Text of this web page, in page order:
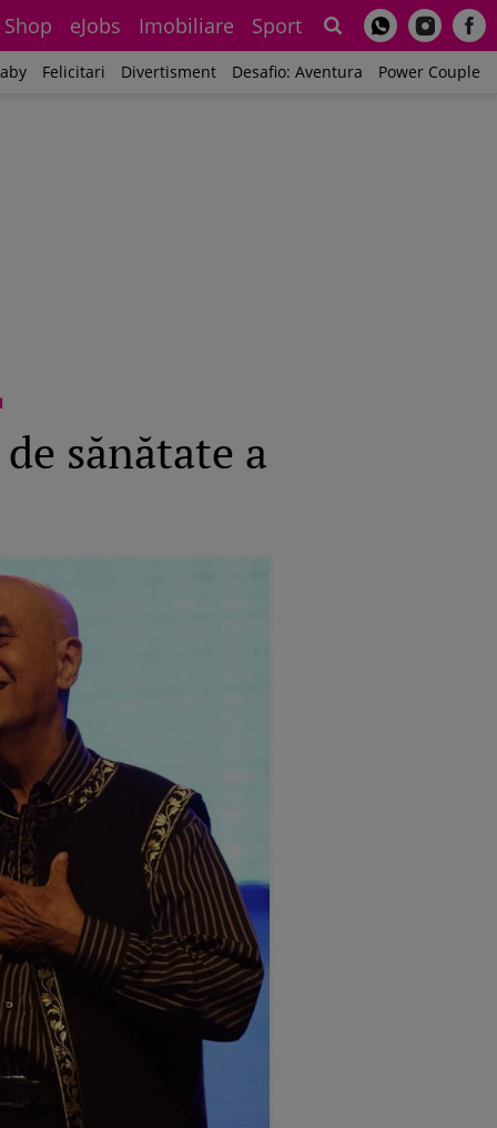
Shop eJobs Imobiliare Sport
Felicitari Divertisment Desafio: Aventura Power Couple
sănătate a